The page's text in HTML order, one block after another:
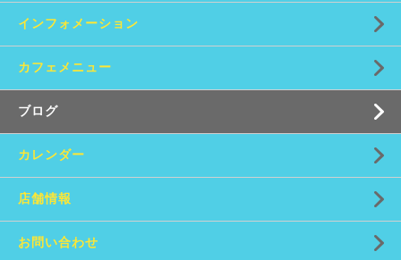
インフォメーション
カフェメニュー
ブログ
カレンダー
店舗情報
お問い合わせ